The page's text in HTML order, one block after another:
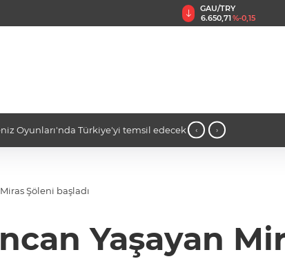
BIST 100
13.779,39%-0,14
sağlıklı yaşam üzerine dikkat çeken ‹ ›
Şöleni başladı
Yaşayan